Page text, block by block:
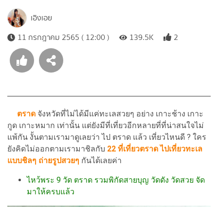
เอิงเอย
11 กรกฎาคม 2565 ( 12:00 )
139.5K 2
ตราด จังหวัดที่ไม่ได้มีแค่ทะเลสวยๆ อย่าง เกาะช้าง เกาะ
กูด เกาะหมาก เท่านั้น แต่ยังมีที่เที่ยวอีกหลายที่ที่น่าสนใจไม่
แพ้กัน งั้นตามเรามาดูเลยว่า ไป ตราด แล้ว เที่ยวไหนดี ? ใคร
ยังคิดไม่ออกตามเรามาชิลกับ 22 ที่เที่ยวตราด ไปเที่ยวทะเล
แบบชิลๆ ถ่ายรูปสวยๆ กันได้เลยค่า
ไหว้พระ 9 วัด ตราด รวมพิกัดสายบุญ วัดดัง วัดสวย จัด
มาให้ครบแล้ว